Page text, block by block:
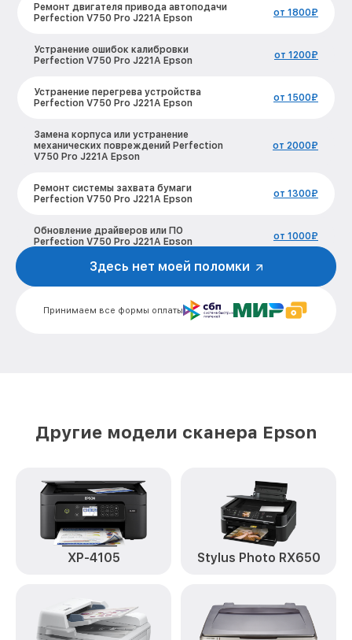
Ремонт двигателя привода автоподачи
Perfection V750 Pro J221A Epson
от 1800₽
Устранение ошибок калибровки
Perfection V750 Pro J221A Epson
от 1200₽
Устранение перегрева устройства
Perfection V750 Pro J221A Epson
от 1500₽
Замена корпуса или устранение
механических повреждений Perfection
V750 Pro J221A Epson
от 2000₽
Ремонт системы захвата бумаги
Perfection V750 Pro J221A Epson
от 1300₽
Обновление драйверов или ПО
Perfection V750 Pro J221A Epson
от 1000₽
Устранение ошибки подключения
Perfection V750 Pro J221A Epson
Ремонт системы автоподачи
Замена кнопок управления Perfection
V750 Pro J221A Epson
от 1000₽
Замена шлейфа Perfection V750 Pro
J221A Epson
от 1200₽
Ремонт разъема питания Perfection
V750 Pro J221A Epson
от 1500₽
Принимаем все формы оплаты
Здесь нет моей поломки
Другие модели сканера Epson
XP-4105 Stylus Photo RX650